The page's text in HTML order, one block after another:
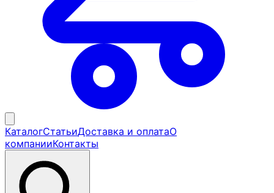
КаталогСтатьиДоставка и оплатаО
компанииКонтакты